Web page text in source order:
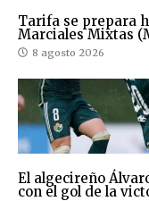
Tarifa se prepara
Marciales Mixtas
8 agosto 2026
El algecireño
con el gol de la